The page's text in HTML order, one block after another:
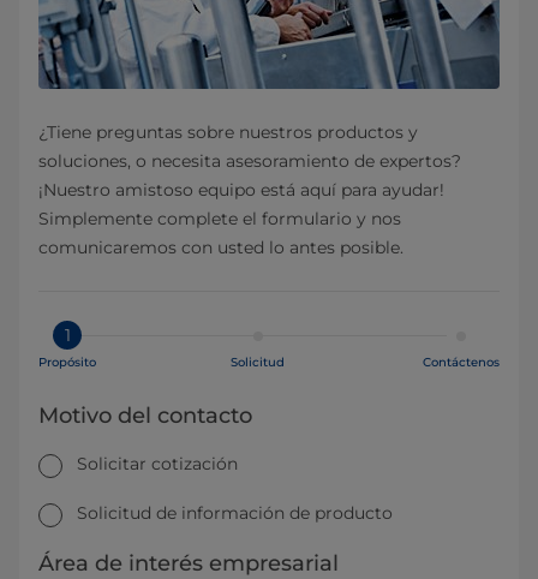
¿Tiene preguntas sobre nuestros productos y
soluciones, o necesita asesoramiento de expertos?
¡Nuestro amistoso equipo está aquí para ayudar!
Simplemente complete el formulario y nos
comunicaremos con usted lo antes posible.
1
Propósito Solicitud Contáctenos
Motivo del contacto
Solicitar cotización
Solicitud de información de producto
Área de interés empresarial